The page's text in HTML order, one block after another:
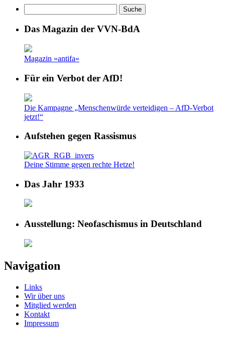
Das Magazin der VVN-BdA
Magazin »antifa«
Für ein Verbot der AfD!
Die Kampagne „Menschenwürde verteidigen – AfD-Verbot
jetzt!“
Aufstehen gegen Rassismus
Deine Stimme gegen rechte Hetze!
Das Jahr 1933
Ausstellung: Neofaschismus in Deutschland
Navigation
Links
Wir über uns
Mitglied werden
Kontakt
Impressum